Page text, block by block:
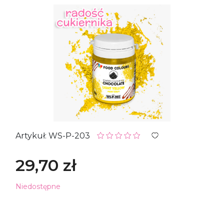
Artykuł: WS-P-203
29,70 zł
Niedostępne